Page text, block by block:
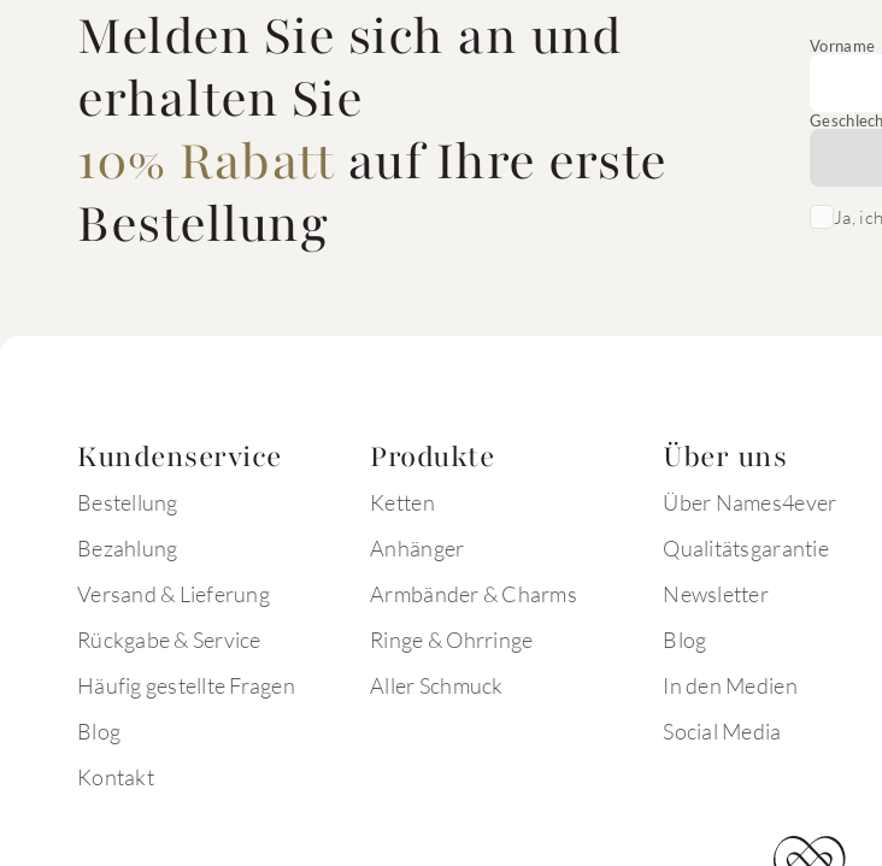
Melden Sie sich an und
erhalten Sie
10% Rabattauf Ihre erste
Bestellung
Vorname
Ja,
Kundenservice
Bestellung
Bezahlung
Versand & Lieferung
Rückgabe & Service
Häufig gestellte Fragen
Blog
Kontakt
Produkte
Ketten
Anhänger
Armbänder & Charms
Ringe & Ohrringe
Aller Schmuck
Über uns
Über Names4ever
Qualitätsgarantie
Newsletter
Blog
In den Medien
Social Media